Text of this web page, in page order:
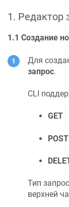
1. Редактор
1.1 Создание
Для
запрос.
CLI
GET
POST
Тип
верхней